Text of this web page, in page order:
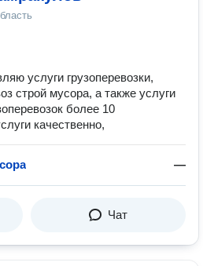
услуги грузоперевозки,
строй мусора, а также услуги
более 10
качественно,
—
Чат